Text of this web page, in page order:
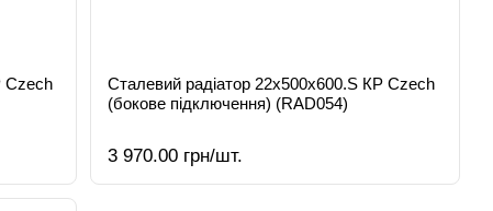
Czech
Сталевий радіатор 22х500х600.S КР Czech
(бокове підключення) (RAD054)
3 970.00 грн/шт.